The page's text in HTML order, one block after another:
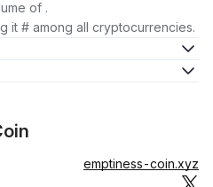
of .
it # among all cryptocurrencies.
emptiness-coin.xyz